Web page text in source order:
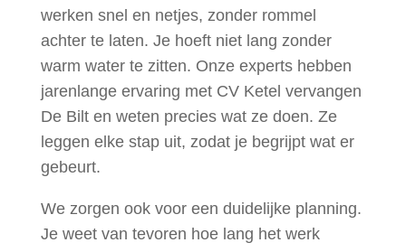
werken snel en netjes, zonder rommel
achter te laten. Je hoeft niet lang zonder
warm water te zitten. Onze experts hebben
jarenlange ervaring met CV Ketel vervangen
De Bilt en weten precies wat ze doen. Ze
leggen elke stap uit, zodat je begrijpt wat er
gebeurt.
We zorgen ook voor een duidelijke planning.
Je weet van tevoren hoe lang het werk